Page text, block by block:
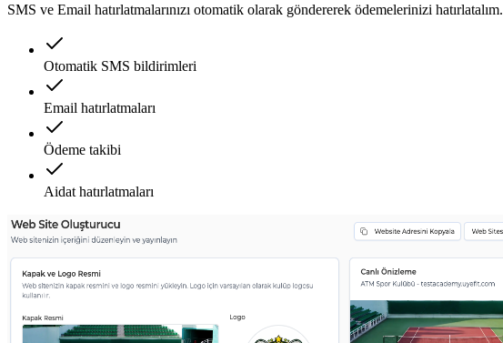
SMS ve Email hatırlatmalarınızı otomatik olarak göndererek ödemelerinizi hatırlatalım.
Otomatik SMS bildirimleri
Email hatırlatmaları
Ödeme takibi
Aidat hatırlatmaları